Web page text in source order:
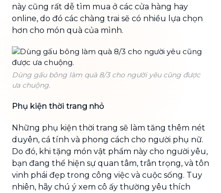
này cũng rất dễ tìm mua ở các cửa hàng hay
online, do đó các chàng trai sẽ có nhiều lựa chọn
hơn cho món quà của mình.
Dùng gấu bông làm quà 8/3 cho người yêu cũng được
ưa chuộng.
Phụ kiện thời trang nhỏ
Những phụ kiện thời trang sẽ làm tăng thêm nét
duyên, cá tính và phong cách cho người phụ nữ.
Do đó, khi tặng món vật phẩm này cho người yêu,
bạn đang thể hiện sự quan tâm, trân trọng, và tôn
vinh phái đẹp trong công việc và cuộc sống. Tuy
nhiên, hãy chú ý xem cô ấy thường yêu thích